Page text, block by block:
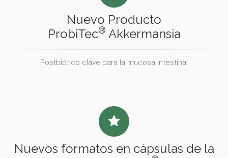
Nuevo Producto
ProbiTec® Akkermansia
Postbiótico clave para la mucosa intestinal
Nuevos formatos en cápsulas de la